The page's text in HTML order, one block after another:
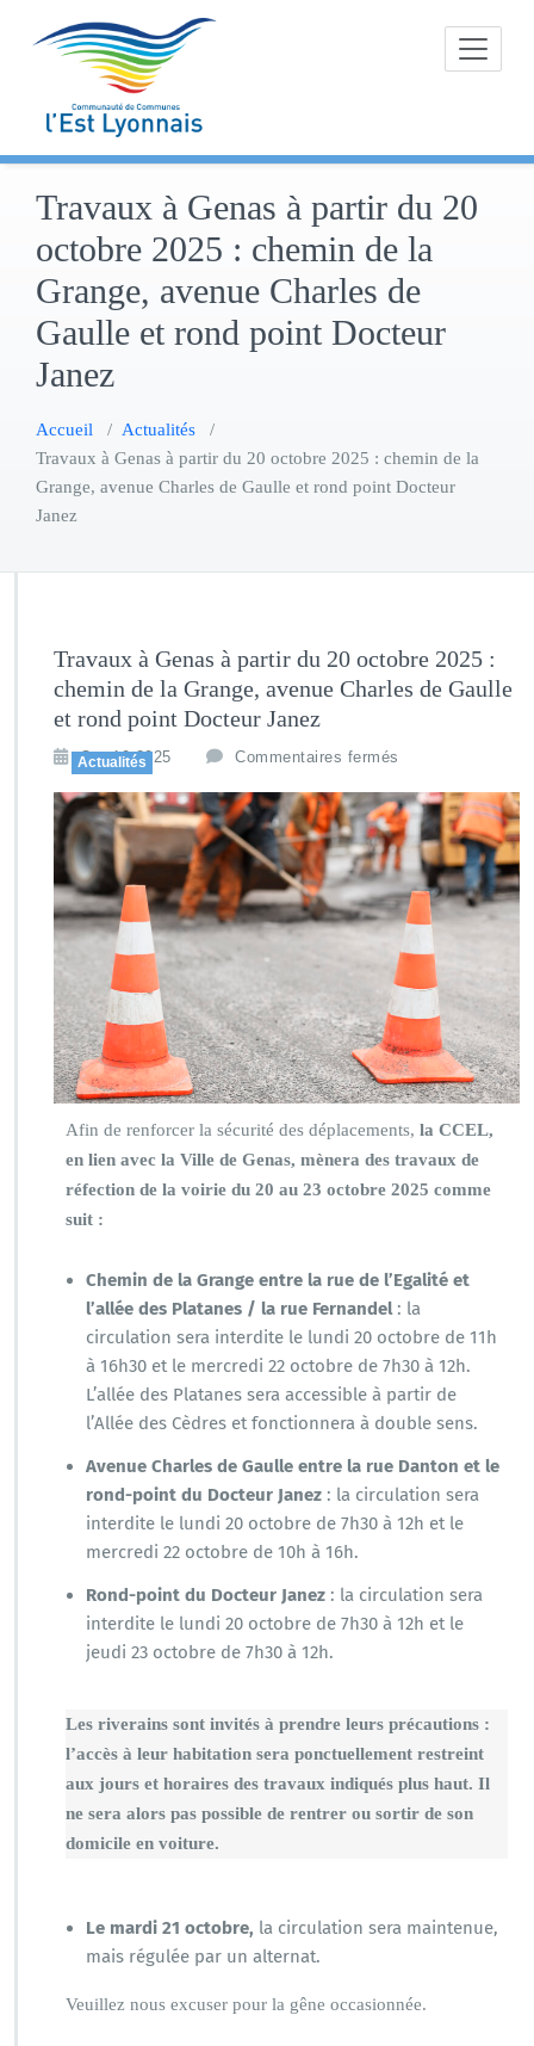
Travaux à Genas à partir du 20
octobre 2025 : chemin de la
Grange, avenue Charles de
Gaulle et rond point Docteur
Janez
Accueil / Actualités /
Travaux à Genas à partir du 20 octobre 2025 : chemin de la
Grange, avenue Charles de Gaulle et rond point Docteur
Janez
Travaux à Genas à partir du 20 octobre 2025 :
chemin de la Grange, avenue Charles de Gaulle
et rond point Docteur Janez
Oct 10,2025 Commentaires fermés
Actualités
Afin de renforcer la sécurité des déplacements, la CCEL,
en lien avec la Ville de Genas, mènera des travaux de
réfection de la voirie du 20 au 23 octobre 2025 comme
suit :
Chemin de la Grange entre la rue de l’Egalité et
l’allée des Platanes / la rue Fernandel: la
circulation sera interdite le lundi 20 octobre de 11h
à 16h30 et le mercredi 22 octobre de 7h30 à 12h.
L’allée des Platanes sera accessible à partir de
l’Allée des Cèdres et fonctionnera à double sens.
Avenue Charles de Gaulle entre la rue Danton et le
rond-point du Docteur Janez : la circulation sera
interdite le lundi 20 octobre de 7h30 à 12h et le
mercredi 22 octobre de 10h à 16h.
Rond-point du Docteur Janez : la circulation sera
interdite le lundi 20 octobre de 7h30 à 12h et le
jeudi 23 octobre de 7h30 à 12h.
Les riverains sont invités à prendre leurs précautions :
l’accès à leur habitation sera ponctuellement restreint
aux jours et horaires des travaux indiqués plus haut. Il
ne sera alors pas possible de rentrer ou sortir de son
domicile en voiture.
Le mardi 21 octobre, la circulation sera maintenue,
mais régulée par un alternat.
Veuillez nous excuser pour la gêne occasionnée.